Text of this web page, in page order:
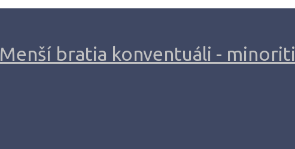
Menší bratia konventuáli - minoriti